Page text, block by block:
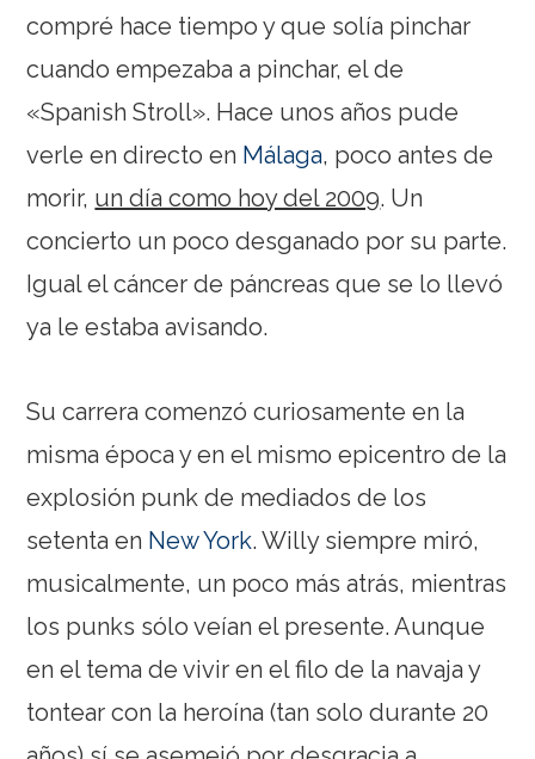
compré hace tiempo y que solía pinchar
cuando empezaba a pinchar, el de
«Spanish Stroll». Hace unos años pude
verle en directo en Málaga, poco antes de
morir, un día como hoy del 2009. Un
concierto un poco desganado por su parte.
Igual el cáncer de páncreas que se lo llevó
ya le estaba avisando.
Su carrera comenzó curiosamente en la
misma época y en el mismo epicentro de la
explosión punk de mediados de los
setenta en New York. Willy siempre miró,
musicalmente, un poco más atrás, mientras
los punks sólo veían el presente. Aunque
en el tema de vivir en el filo de la navaja y
tontear con la heroína (tan solo durante 20